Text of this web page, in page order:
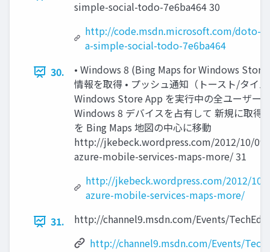
simple-social-todo-7e6ba464 30
http://code.msdn.microsoft.com/doto-
a-simple-social-todo-7e6ba464
30.
• Windows 8 (Bing Maps for Windows Store
情報を取得 • プッシュ通知（トースト/タイ
Windows Store App を実行中の全ユーザー
Windows 8 デバイスを占有して 新規に取得
を Bing Maps 地図の中心に移動
http://jkebeck.wordpress.com/2012/10/
azure-mobile-services-maps-more/ 31
http://jkebeck.wordpress.com/2012/10/
azure-mobile-services-maps-more/
31.
http://channel9.msdn.com/Events/TechEd/
http://channel9.msdn.com/Events/